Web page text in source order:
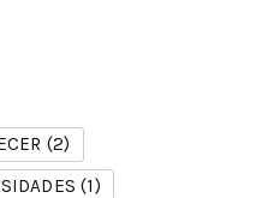
(2)
(1)